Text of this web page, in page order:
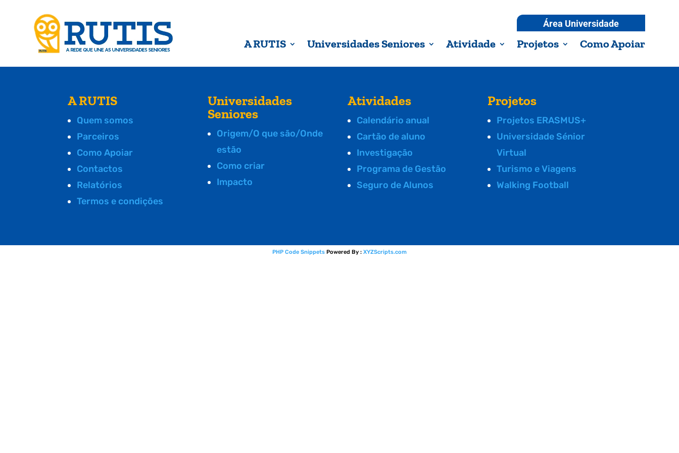
Área Universidade
A RUTIS Universidades Seniores Atividade Projetos Como Apoiar
A RUTIS
Quem somos
Parceiros
Como Apoiar
Contactos
Relatórios
Termos e condições
Universidades
Seniores
Origem/O que são/Onde
estão
Como criar
Impacto
Atividades
Calendário anual
Cartão de aluno
Investigação
Programa de Gestão
Seguro de Alunos
Projetos
Projetos ERASMUS+
Universidade Sénior
Virtual
Turismo e Viagens
Walking Football
PHP Code Snippets Powered By : XYZScripts.com